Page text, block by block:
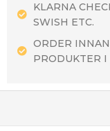
KLARNA
SWISH ETC.
ORDER
PRODUKTER I